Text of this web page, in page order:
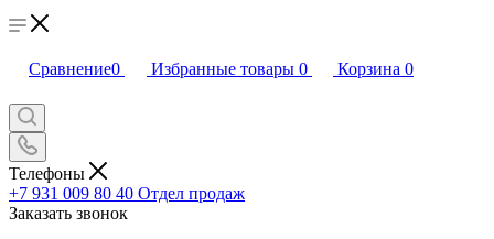
Сравнение0 Избранные товары 0 Корзина 0
Телефоны
+7 931 009 80 40 Отдел продаж
Заказать звонок